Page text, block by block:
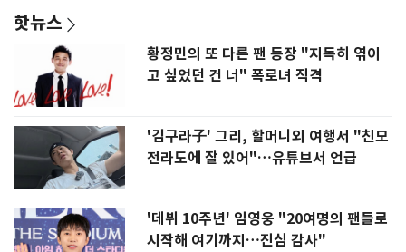
핫뉴스
황정민의 또 다른 팬 등장 "지독히 엮이
고 싶었던 건 너" 폭로녀 직격
'김구라子' 그리, 할머니외 여행서 "친모
전라도에 잘 있어"…유튜브서 언급
'데뷔 10주년' 임영웅 "20여명의 팬들로
시작해 여기까지…진심 감사"